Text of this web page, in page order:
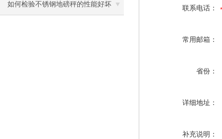
如何检验不锈钢地磅秤的性能好坏
联系电话：
常用邮箱：
省份：
详细地址：
补充说明：